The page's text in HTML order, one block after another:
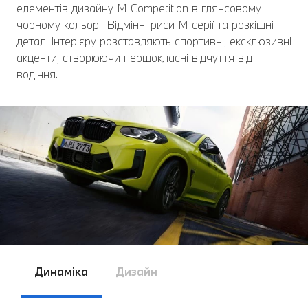
елементів дизайну M Competition в глянсовому
чорному кольорі. Відмінні риси M серії та розкішні
деталі інтер'єру розставляють спортивні, ексклюзивні
акценти, створюючи першокласні відчуття від
водіння.
Динаміка Дизайн